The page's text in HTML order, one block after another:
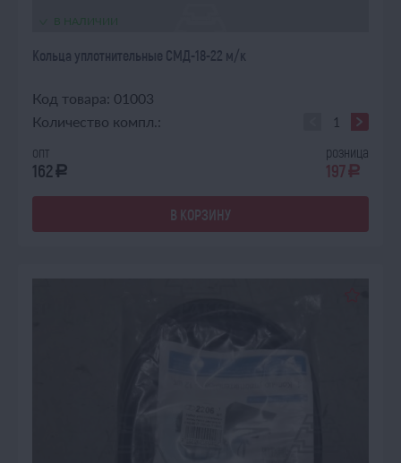
В НАЛИЧИИ
Кольца уплотнительные СМД-18-22 м/к
Код товара: 01003
Количество компл.:
опт
162a
розница
197a
В КОРЗИНУ